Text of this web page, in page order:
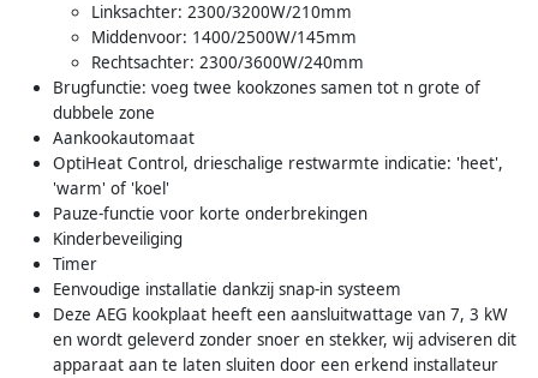
Linksachter: 2300/3200W/210mm
Middenvoor: 1400/2500W/145mm
Rechtsachter: 2300/3600W/240mm
Brugfunctie: voeg twee kookzones samen tot n grote of
dubbele zone
Aankookautomaat
OptiHeat Control, drieschalige restwarmte indicatie: 'heet',
'warm' of 'koel'
Pauze-functie voor korte onderbrekingen
Kinderbeveiliging
Timer
Eenvoudige installatie dankzij snap-in systeem
Deze AEG kookplaat heeft een aansluitwattage van 7, 3 kW
en wordt geleverd zonder snoer en stekker, wij adviseren dit
apparaat aan te laten sluiten door een erkend installateur